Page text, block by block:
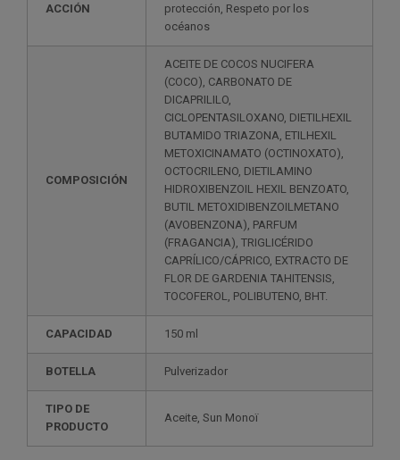
ACCIÓN
protección, Respeto por los
océanos
COMPOSICIÓN
ACEITE DE COCOS NUCIFERA
(COCO), CARBONATO DE
DICAPRILILO,
CICLOPENTASILOXANO, DIETILHEXIL
BUTAMIDO TRIAZONA, ETILHEXIL
METOXICINAMATO (OCTINOXATO),
OCTOCRILENO, DIETILAMINO
HIDROXIBENZOIL HEXIL BENZOATO,
BUTIL METOXIDIBENZOILMETANO
(AVOBENZONA), PARFUM
(FRAGANCIA), TRIGLICÉRIDO
CAPRÍLICO/CÁPRICO, EXTRACTO DE
FLOR DE GARDENIA TAHITENSIS,
TOCOFEROL, POLIBUTENO, BHT.
CAPACIDAD 150 ml
BOTELLA Pulverizador
TIPO DE
PRODUCTO
Aceite, Sun Monoï